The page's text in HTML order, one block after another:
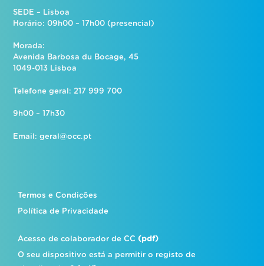
SEDE – Lisboa
Horário: 09h00 – 17h00 (presencial)
Morada:
Avenida Barbosa du Bocage, 45
1049-013 Lisboa
Telefone geral: 217 999 700
9h00 – 17h30
Email:geral@occ.pt
Termos e Condições
Política de Privacidade
Acesso de colaborador de CC(pdf)
O seu dispositivo está a permitir o registo de